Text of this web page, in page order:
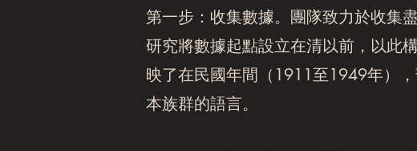
第一步：收集數據。團隊致力於收集
研究將數據起點設立在清以前，以此
映了在民國年間（1911至1949年）
本族群的語言。